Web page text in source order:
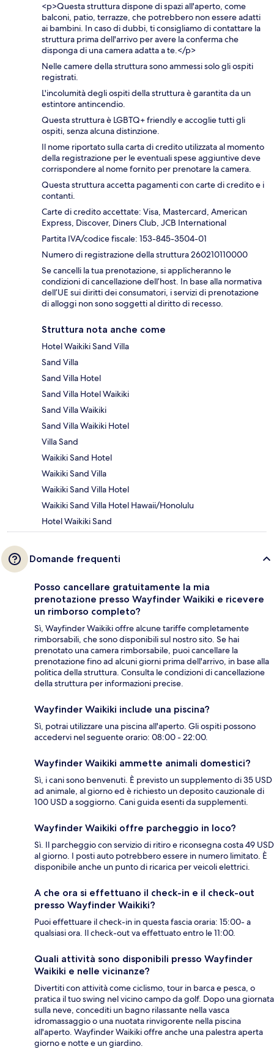
<p>Questa struttura dispone di spazi all'aperto, come
balconi, patio, terrazze, che potrebbero non essere adatti
ai bambini. In caso di dubbi, ti consigliamo di contattare la
struttura prima dell'arrivo per avere la conferma che
disponga di una camera adatta a te.</p>
Nelle camere della struttura sono ammessi solo gli ospiti
registrati.
L'incolumità degli ospiti della struttura è garantita da un
estintore antincendio.
Questa struttura è LGBTQ+ friendly e accoglie tutti gli
ospiti, senza alcuna distinzione.
Il nome riportato sulla carta di credito utilizzata al momento
della registrazione per le eventuali spese aggiuntive deve
corrispondere al nome fornito per prenotare la camera.
Questa struttura accetta pagamenti con carte di credito e i
contanti.
Carte di credito accettate: Visa, Mastercard, American
Express, Discover, Diners Club, JCB International
Partita IVA/codice fiscale: 153-845-3504-01
Numero di registrazione della struttura 260210110000
Se cancelli la tua prenotazione, si applicheranno le
condizioni di cancellazione dell’host. In base alla normativa
dell’UE sui diritti dei consumatori, i servizi di prenotazione
di alloggi non sono soggetti al diritto di recesso.
Struttura nota anche come
Hotel Waikiki Sand Villa
Sand Villa
Sand Villa Hotel
Sand Villa Hotel Waikiki
Sand Villa Waikiki
Sand Villa Waikiki Hotel
Villa Sand
Waikiki Sand Hotel
Waikiki Sand Villa
Waikiki Sand Villa Hotel
Waikiki Sand Villa Hotel Hawaii/Honolulu
Hotel Waikiki Sand
Domande frequenti
Posso cancellare gratuitamente la mia
prenotazione presso Wayfinder Waikiki e ricevere
un rimborso completo?
Sì, Wayfinder Waikiki offre alcune tariffe completamente
rimborsabili, che sono disponibili sul nostro sito. Se hai
prenotato una camera rimborsabile, puoi cancellare la
prenotazione fino ad alcuni giorni prima dell'arrivo, in base alla
politica della struttura. Consulta le condizioni di cancellazione
della struttura per informazioni precise.
Wayfinder Waikiki include una piscina?
Sì, potrai utilizzare una piscina all'aperto. Gli ospiti possono
accedervi nel seguente orario: 08:00 - 22:00.
Wayfinder Waikiki ammette animali domestici?
Sì, i cani sono benvenuti. È previsto un supplemento di 35 USD
ad animale, al giorno ed è richiesto un deposito cauzionale di
100 USD a soggiorno. Cani guida esenti da supplementi.
Wayfinder Waikiki offre parcheggio in loco?
Sì. Il parcheggio con servizio di ritiro e riconsegna costa 49 USD
al giorno. I posti auto potrebbero essere in numero limitato. È
disponibile anche un punto di ricarica per veicoli elettrici.
A che ora si effettuano il check-in e il check-out
presso Wayfinder Waikiki?
Puoi effettuare il check-in in questa fascia oraria: 15:00- a
qualsiasi ora. Il check-out va effettuato entro le 11:00.
Quali attività sono disponibili presso Wayfinder
Waikiki e nelle vicinanze?
Divertiti con attività come ciclismo, tour in barca e pesca, o
pratica il tuo swing nel vicino campo da golf. Dopo una giornata
sulla neve, concediti un bagno rilassante nella vasca
idromassaggio o una nuotata rinvigorente nella piscina
all'aperto. Wayfinder Waikiki offre anche una palestra aperta
giorno e notte e un giardino.